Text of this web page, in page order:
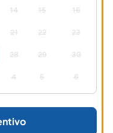
14 15 16
21 22 23
28 29 30
4 5 6